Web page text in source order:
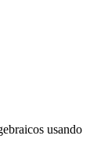
usando